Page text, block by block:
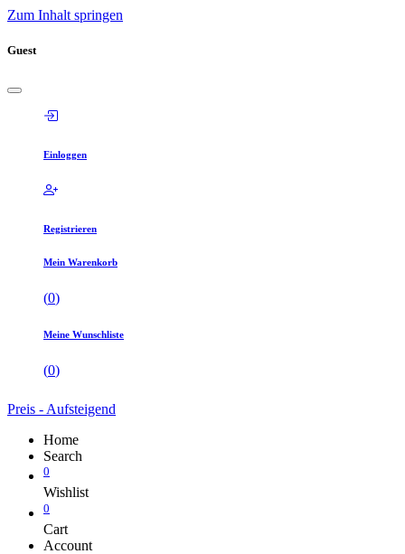
Zum Inhalt springen
Guest
Einloggen
Registrieren
Mein Warenkorb
(0)
Meine Wunschliste
(0)
Preis - Aufsteigend
Home
Search
0
Wishlist
0
Cart
Account